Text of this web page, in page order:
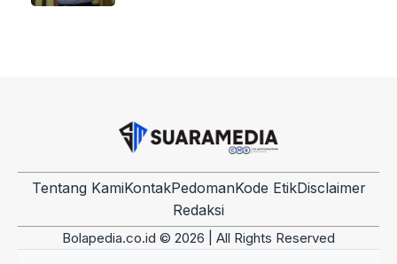
Tentang KamiKontakPedomanKode EtikDisclaimer
Redaksi
Bolapedia.co.id © 2026 | All Rights Reserved